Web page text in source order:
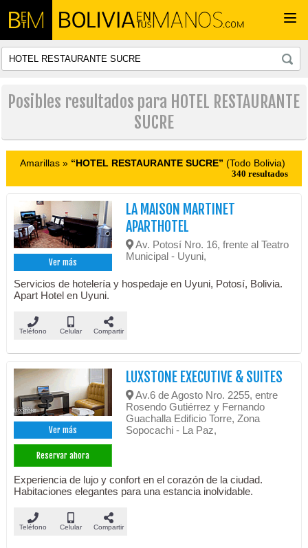
Posibles resultados para HOTEL RESTAURANTE
SUCRE
Amarillas » “HOTEL RESTAURANTE SUCRE” (Todo Bolivia)
340 resultados
Ver más
LA MAISON MARTINET
APARTHOTEL
Av. Potosí Nro. 16, frente al Teatro
Municipal - Uyuni,
Servicios de hotelería y hospedaje en Uyuni, Potosí, Bolivia.
Apart Hotel en Uyuni.
Teléfono Celular Compartir
Ver más
Reservar ahora
LUXSTONE EXECUTIVE & SUITES
Av.6 de Agosto Nro. 2255, entre
Rosendo Gutiérrez y Fernando
Guachalla Edificio Torre, Zona
Sopocachi - La Paz,
Experiencia de lujo y confort en el corazón de la ciudad.
Habitaciones elegantes para una estancia inolvidable.
Teléfono Celular Compartir